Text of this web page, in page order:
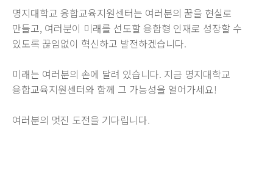
명지대학교 융합교육지원센터는 여러분의 꿈을 현실로
만들고, 여러분이 미래를 선도할 융합형 인재로 성장할 수
있도록 끊임없이 혁신하고 발전하겠습니다.
미래는 여러분의 손에 달려 있습니다. 지금 명지대학교
융합교육지원센터와 함께 그 가능성을 열어가세요!
여러분의 멋진 도전을 기다립니다.